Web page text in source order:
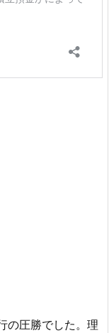
の圧勝でした。理